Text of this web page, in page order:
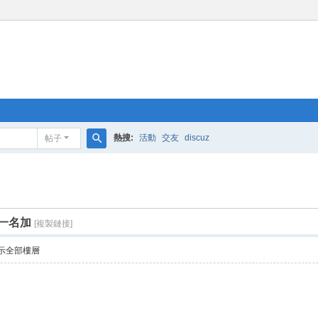
帖子 熱搜: 活動 交友 discuz
名加 [複製鏈接]
全部樓層